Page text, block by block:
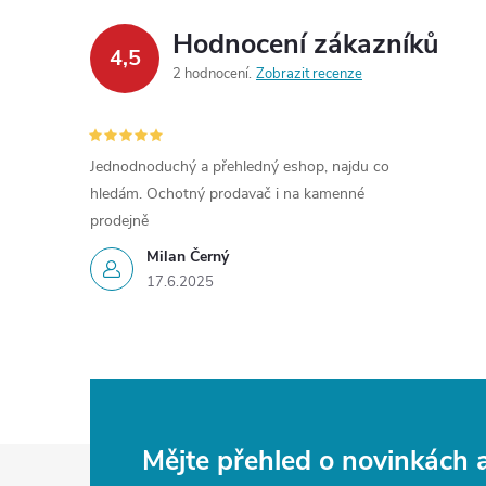
4,5 Hodnocení zákazníků
2 hodnocení Zobrazit recenze
Milan Černý
17.6.2025
Jednodnoduchý a přehledný eshop, najdu co
hledám. Ochotný prodavač i na kamenné
prodejně
Mějte přehled o novinkách